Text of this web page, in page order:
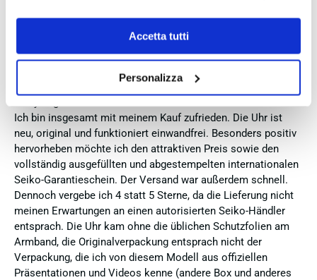
Se vuoi saperne di più consulta laprivacy policye la
Accetta tutti
Personalizza
weiterempfehlen. Einfach TOPP!!
Verified buyer
Ich bin insgesamt mit meinem Kauf zufrieden. Die Uhr ist
neu, original und funktioniert einwandfrei. Besonders positiv
hervorheben möchte ich den attraktiven Preis sowie den
vollständig ausgefüllten und abgestempelten internationalen
Seiko-Garantieschein. Der Versand war außerdem schnell.
Dennoch vergebe ich 4 statt 5 Sterne, da die Lieferung nicht
meinen Erwartungen an einen autorisierten Seiko-Händler
entsprach. Die Uhr kam ohne die üblichen Schutzfolien am
Armband, die Originalverpackung entsprach nicht der
Verpackung, die ich von diesem Modell aus offiziellen
Präsentationen und Videos kenne (andere Box und anderes